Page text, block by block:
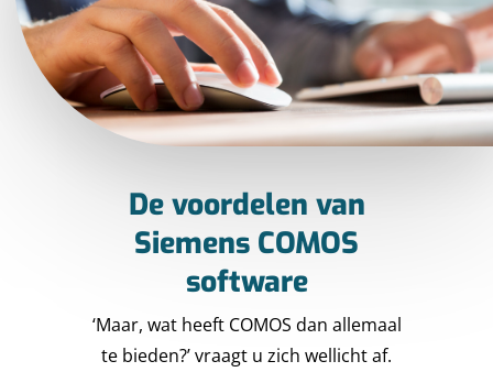
De voordelen van
Siemens COMOS
software
‘Maar, wat heeft COMOS dan allemaal
te bieden?’ vraagt u zich wellicht af.